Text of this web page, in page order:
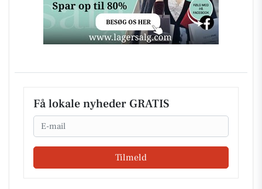
Få lokale nyheder GRATIS
Email
Tilmeld